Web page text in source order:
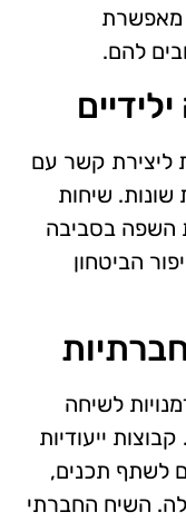
מאפשרת
להם.
ליצירת קשר עם
שונות. שיחות
השפה בסביבה
הביטחון
לשיחה
ייעודיות
לשתף תכנים,
השיח החברתי